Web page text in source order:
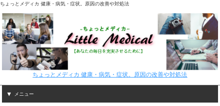
ちょっとメディカ 健康・病気・症状。原因の改善や対処法
ちょっとメディカ 健康・病気・症状。原因の改善や対処法
メニュー